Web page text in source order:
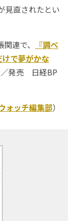
見直されたとい
連で、
『調べ
けで夢がかな
発売 日経BP
ォッチ編集部）